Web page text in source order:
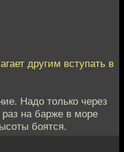
другим вступать в
Надо только через
на барже в море
боятся.